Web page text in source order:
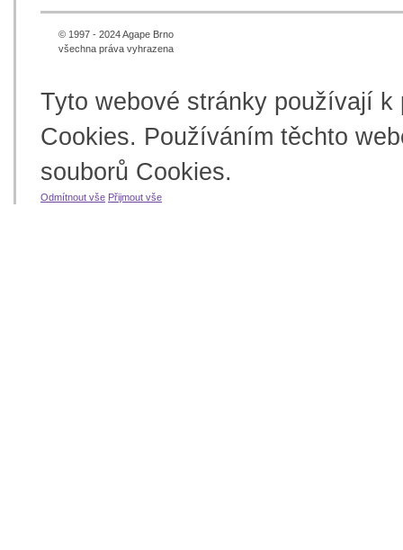
© 1997 - 2024 Agape Brno
všechna práva vyhrazena
Tyto webové stránky používají
Cookies. Používáním těchto
souborů Cookies.